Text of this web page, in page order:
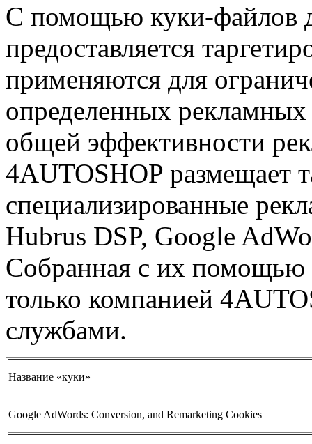
С помощью куки-файлов
предоставляется
применяются для
определенных
общей эффективности
4AUTOSHOP размещает
специализированные
Hubrus DSP, Google
Собранная с их помощью
только компанией
службами.
Название «куки»
Google AdWords: Conversion, and Remarketing Cookies